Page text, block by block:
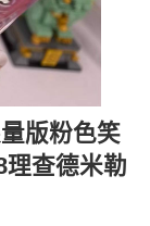
版粉色笑
理查德米勒